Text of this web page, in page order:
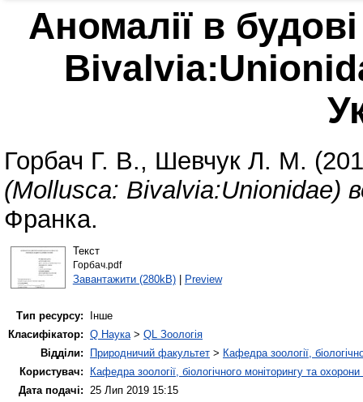
Аномалії в
Горбач Г. В., Шевчук Л. М.
(Mollusca: Bivalvia:Unionidae)
Франка.
Текст
Горбач.pdf
Завантажити (280kB)| Preview
Тип ресурсу:
Інше
Класифікатор: Q Наука> QL Зоологія
Відділи:
Природничий факультет > Кафедра зоології,
Користувач:
Кафедра зоології, біологічного моніторингу та
Дата подачі: 25 Лип 2019 15:15